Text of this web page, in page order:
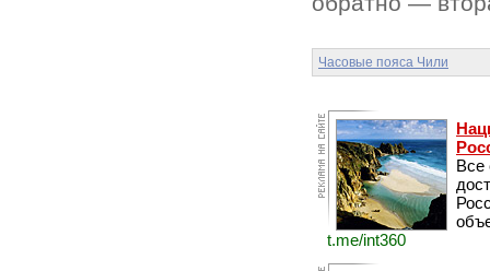
Часовые пояса Чили
Все
t.me/int360